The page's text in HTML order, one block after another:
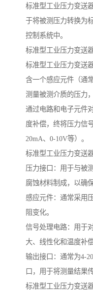
标准型工业压力变送
于将被测压力转换为
控制系统中。
标准型工业压力变送
标准型工业压力变送
含一个感应元件（通
测量被测介质的压力
通过电路和电子元件
度补偿，终将压力信
20mA、0-10V等）。
标准型工业压力变送
压力接口：用于与被
腐蚀材料制成，以确
感应元件：通常采用
阻变化。
信号处理电路：用于
大、线性化和温度补
输出接口：通常为4-
口，用于将测量结果
标准型工业压力变送